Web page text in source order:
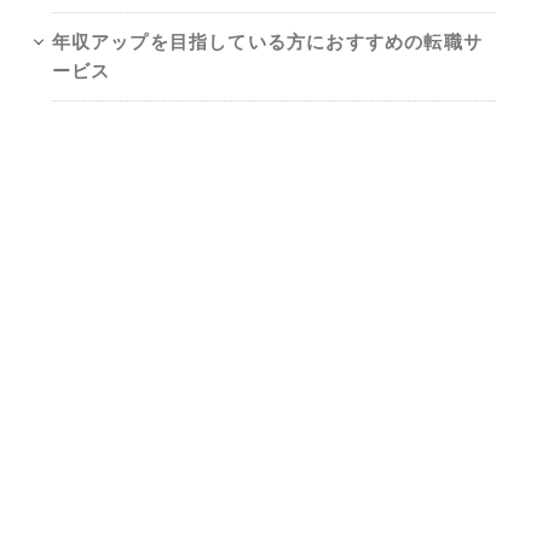
年収アップを目指している方におすすめの転職サ
ービス